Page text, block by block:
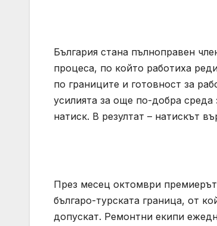
България стана пълноправен
процеса, по който работиха
по границите и готовност за
усилията за още по-добра среда
натиск. В резултат – натискът
През месец октомври
българо-турската граница, от
допускат. Ремонтни екипи